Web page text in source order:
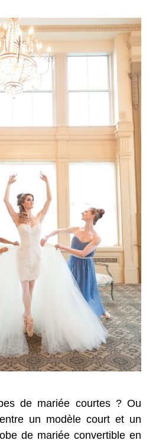
de mariée courtes ? Ou
un modèle court et un
de mariée convertible en